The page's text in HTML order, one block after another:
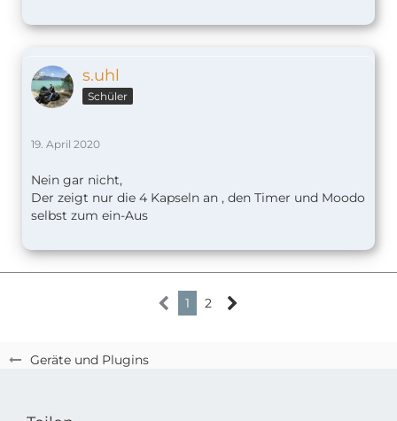
Geräte und Plugins
s.uhl
Schüler
19. April 2020
Nein gar nicht,
Der zeigt nur die 4 Kapseln an , den Timer und Moodo
selbst zum ein-Aus
1 2